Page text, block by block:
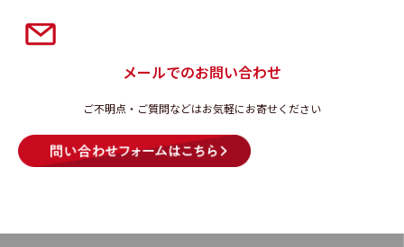
メールでのお問い合わせ
ご不明点・ご質問などはお気軽にお寄せください